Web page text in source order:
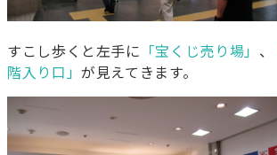
すこし歩くと左手に 「宝くじ売り場」 、
階入り口」が見えてきます。